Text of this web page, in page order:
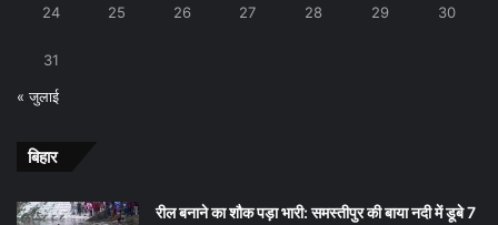
24 25 26 27 28 29 30
31
« जुलाई
बिहार
रील बनाने का शौक पड़ा भारी: समस्तीपुर की बाया नदी में डूबे 7